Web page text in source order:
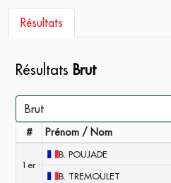
Résultats
Résultats Brut
# Prénom / Nom
1er
B. POUJADE
B. TREMOULET